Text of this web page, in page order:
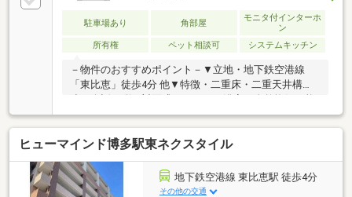
駐車場あり 角部屋
モニタ付インターホ
ン
所有権
ペット相談可 システムキッチン
－物件のおすすめポイント－▼立地・地下鉄空港線
「東比恵」徒歩4分 他▼特徴・二重床・二重天井構
な窓付・玄関周りを綺麗に保てるSIC・L字型バルコニ
ー付・ペット飼育可能(規約有)・クリーニング依頼サ
ービス有(有料)・お荷物発送依頼サービス有(有料)・セ
コムホームセキュリティーシステム有(無料)▼周辺環
境・マックスバリュエクスプレス東比恵店 徒歩3分(約
240m)・ローソン比恵町店 徒歩3分(約240m)■ ご希望
ヒューマインド博多駅東ネクスタイル
地下鉄空港線 東比恵駅 徒歩4分
その他の交通